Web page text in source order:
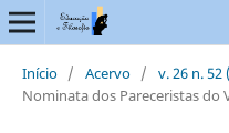
Início / Acervo / v. 26 n. 52
Nominata dos Pareceristas do